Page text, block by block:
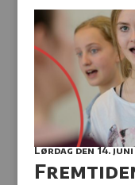
Lørdag den 14. juni